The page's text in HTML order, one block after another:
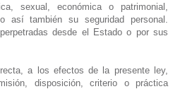
sexual, económica o patrimonial,
así también su seguridad personal.
desde el Estado o por sus
a los efectos de la presente ley,
disposición, criterio o práctica